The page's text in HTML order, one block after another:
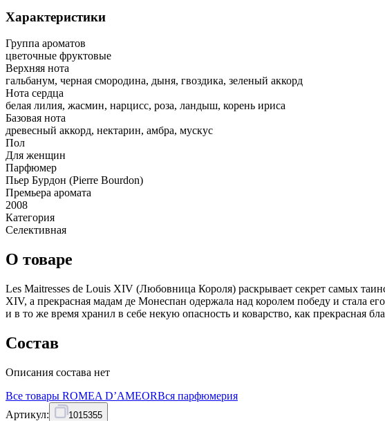
Характеристики
Группа ароматов
цветочные фруктовые
Верхняя нота
гальбанум, черная смородина, дыня, гвоздика, зеленый аккорд
Нота сердца
белая лилия, жасмин, нарцисс, роза, ландыш, корень ириса
Базовая нота
древесный аккорд, нектарин, амбра, мускус
Пол
Для женщин
Парфюмер
Пьер Бурдон (Pierre Bourdon)
Премьера аромата
2008
Категория
Селективная
О товаре
Les Maitresses de Louis XIV (Любовница Короля) раскрывает секрет самых
XIV, а прекрасная мадам де Монеспан одержала над королем победу и стала
и в то же время хранил в себе некую опасность и коварство, как прекрасная
Состав
Описания состава нет
Все товары ROMEA D’AMEORВся парфюмерия
Артикул:
1015355